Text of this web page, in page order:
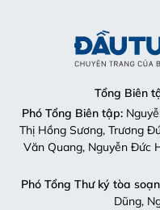
Tổng Biên
Phó Tổng Biên tập:
Thị Hồng Sương, Trương
Văn Quang, Nguyễn Đức
Phó Tổng Thư ký tòa
Dũng,